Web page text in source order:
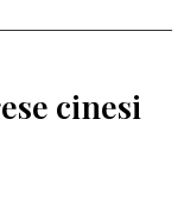
cinesi